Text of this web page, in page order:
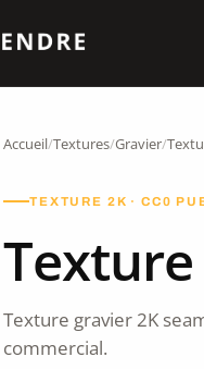
Accueil/Textures/Gravier/
TEXTURE 2K · CC0
Texture gravier 2K
commercial.